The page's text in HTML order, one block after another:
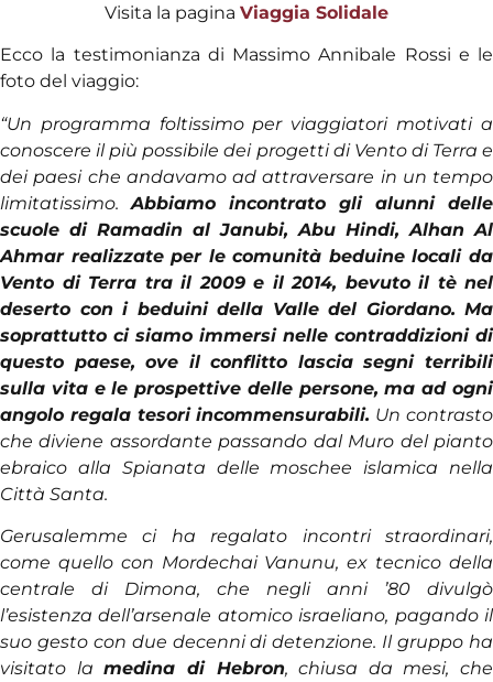
Visita la pagina Viaggia Solidale
Ecco la testimonianza di Massimo Annibale Rossi e le
foto del viaggio:
“Un programma foltissimo per viaggiatori motivati a
conoscere il più possibile dei progetti di Vento di Terra e
dei paesi che andavamo ad attraversare in un tempo
limitatissimo.Abbiamo incontrato gli alunni delle
scuole di Ramadin al Janubi, Abu Hindi, Alhan Al
Ahmar realizzate per le comunità beduine locali da
Vento di Terra tra il 2009 e il 2014, bevuto il tè nel
deserto con i beduini della Valle del Giordano. Ma
soprattutto ci siamo immersi nelle contraddizioni di
questo paese, ove il conflitto lascia segni terribili
sulla vita e le prospettive delle persone, ma ad ogni
angolo regala tesori incommensurabili. Un contrasto
che diviene assordante passando dal Muro del pianto
ebraico alla Spianata delle moschee islamica nella
Città Santa.
Gerusalemme ci ha regalato incontri straordinari,
come quello con Mordechai Vanunu, ex tecnico della
centrale di Dimona, che negli anni ’80 divulgò
l’esistenza dell’arsenale atomico israeliano, pagando il
suo gesto con due decenni di detenzione. Il gruppo ha
visitato lamedina di Hebron, chiusa da mesi, che